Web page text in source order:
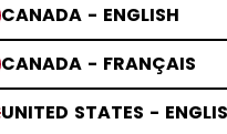
CANADA - ENGLISH
CANADA - FRANÇAIS
UNITED STATES -